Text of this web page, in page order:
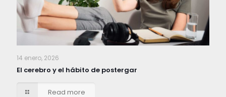
14 enero, 2026
El cerebro y el hábito de postergar
Read more